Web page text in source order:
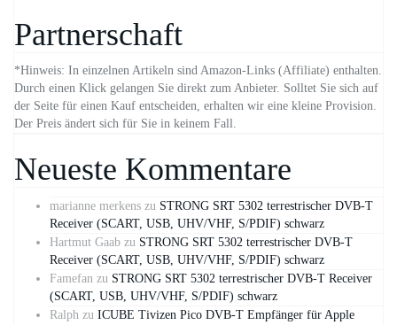
Partnerschaft
*Hinweis: In einzelnen Artikeln sind Amazon-Links (Affiliate) enthalten.
Durch einen Klick gelangen Sie direkt zum Anbieter. Solltet Sie sich auf
der Seite für einen Kauf entscheiden, erhalten wir eine kleine Provision.
Der Preis ändert sich für Sie in keinem Fall.
Neueste Kommentare
marianne merkens zu STRONG SRT 5302 terrestrischer DVB-T
Receiver (SCART, USB, UHV/VHF, S/PDIF) schwarz
Hartmut Gaab zu STRONG SRT 5302 terrestrischer DVB-T
Receiver (SCART, USB, UHV/VHF, S/PDIF) schwarz
Famefan zu STRONG SRT 5302 terrestrischer DVB-T Receiver
(SCART, USB, UHV/VHF, S/PDIF) schwarz
Ralph zu ICUBE Tivizen Pico DVB-T Empfänger für Apple